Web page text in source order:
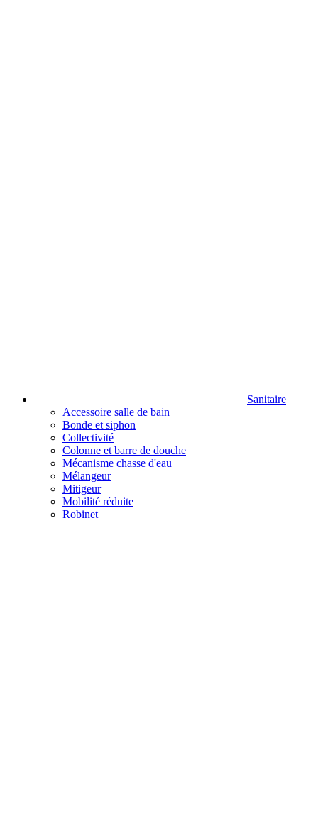
Sanitaire
Accessoire salle de bain
Bonde et siphon
Collectivité
Colonne et barre de douche
Mécanisme chasse d'eau
Mélangeur
Mitigeur
Mobilité réduite
Robinet